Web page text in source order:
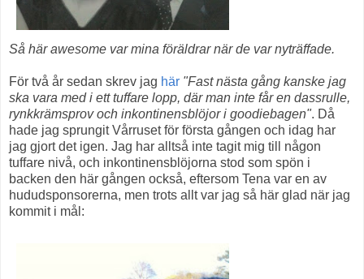
Så här awesome var mina föräldrar när de var nyträffade.
För två år sedan skrev jag här "Fast nästa gång kanske jag
ska vara med i ett tuffare lopp, där man inte får en dassrulle,
rynkkrämsprov och inkontinensblöjor i goodiebagen". Då
hade jag sprungit Vårruset för första gången och idag har
jag gjort det igen. Jag har alltså inte tagit mig till någon
tuffare nivå, och inkontinensblöjorna stod som spön i
backen den här gången också, eftersom Tena var en av
hududsponsorerna, men trots allt var jag så här glad när jag
kommit i mål: